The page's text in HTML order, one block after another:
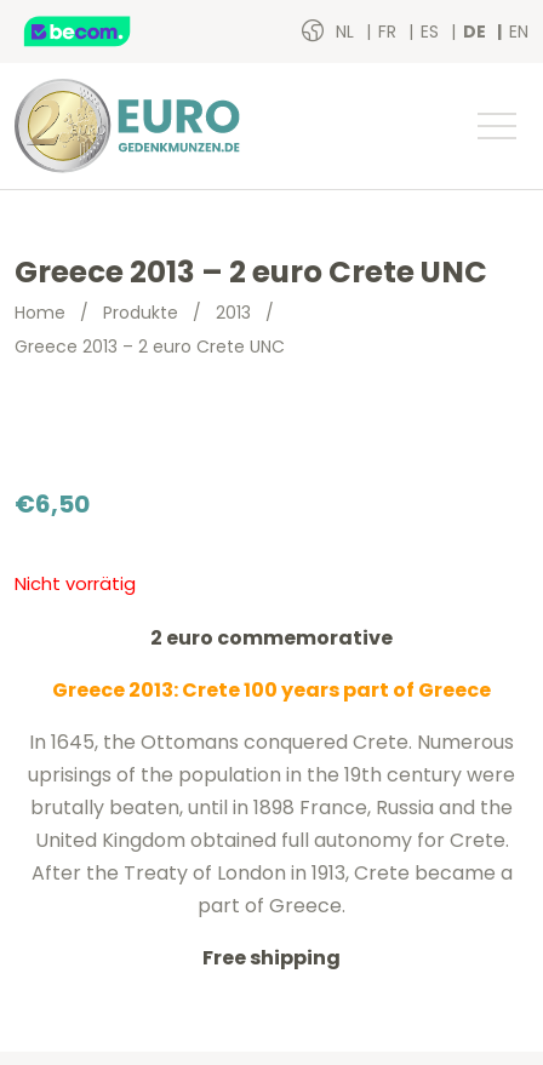
NL FR ES DE EN
Greece 2013 – 2 euro Crete UNC
Home / Produkte / 2013 /
Greece 2013 – 2 euro Crete UNC
€6,50
Nicht vorrätig
2 euro commemorative
Greece 2013: Crete 100 years part of Greece
In 1645, the Ottomans conquered Crete. Numerous
uprisings of the population in the 19th centurywere
brutally beaten,until in 1898 France, Russia and the
United Kingdom obtained full autonomy for Crete.
After the Treaty of London in 1913, Crete became a
part of Greece.
Free shipping